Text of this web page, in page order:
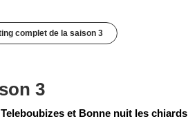
complet de la saison 3
3
Teleboubizes et Bonne nuit les chiards